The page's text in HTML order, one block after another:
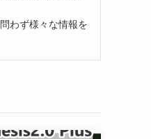
わず様々な情報を